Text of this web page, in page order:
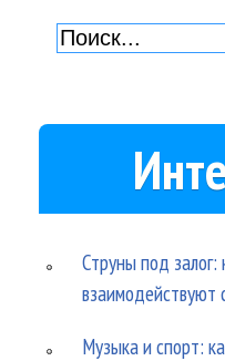
Струны под
взаимодействуют
Музыка и спорт: